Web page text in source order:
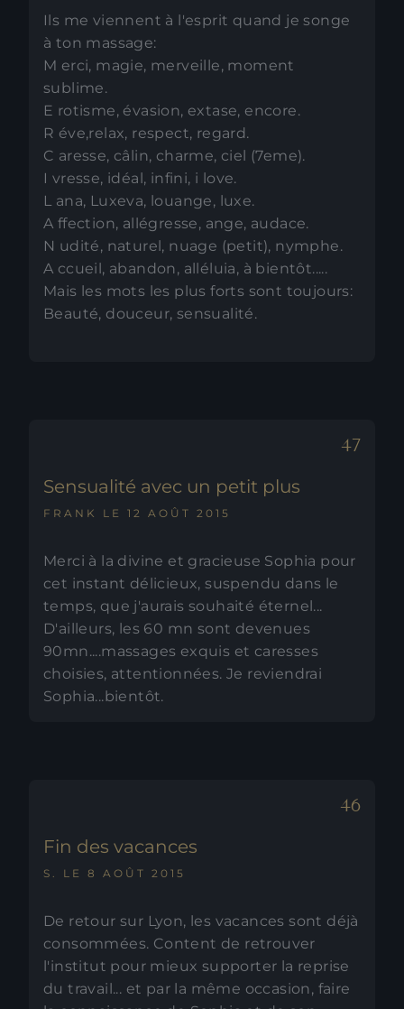
Ils me viennent à l'esprit quand je songe
à ton massage:
M erci, magie, merveille, moment
sublime.
E rotisme, évasion, extase, encore.
R éve,relax, respect, regard.
C aresse, câlin, charme, ciel (7eme).
I vresse, idéal, infini, i love.
L ana, Luxeva, louange, luxe.
A ffection, allégresse, ange, audace.
N udité, naturel, nuage (petit), nymphe.
A ccueil, abandon, alléluia, à bientôt.....
Mais les mots les plus forts sont toujours:
Beauté, douceur, sensualité.
Sensualité avec un petit plus
FRANK LE 12 AOÛT 2015
Merci à la divine et gracieuse Sophia pour
cet instant délicieux, suspendu dans le
temps, que j'aurais souhaité éternel...
D'ailleurs, les 60 mn sont devenues
90mn....massages exquis et caresses
choisies, attentionnées. Je reviendrai
Sophia...bientôt.
Fin des vacances
S. LE 8 AOÛT 2015
De retour sur Lyon, les vacances sont déjà
consommées. Content de retrouver
l'institut pour mieux supporter la reprise
du travail... et par la même occasion, faire